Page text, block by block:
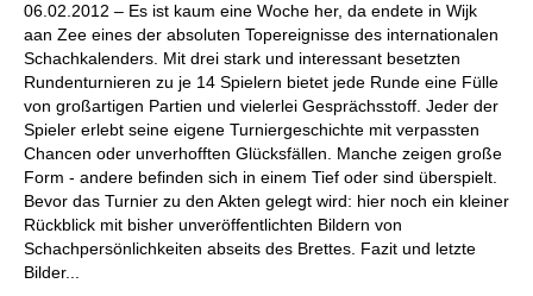
06.02.2012 – Es ist kaum eine Woche her, da endete in Wijk
aan Zee eines der absoluten Topereignisse des internationalen
Schachkalenders. Mit drei stark und interessant besetzten
Rundenturnieren zu je 14 Spielern bietet jede Runde eine Fülle
von großartigen Partien und vielerlei Gesprächsstoff. Jeder der
Spieler erlebt seine eigene Turniergeschichte mit verpassten
Chancen oder unverhofften Glücksfällen. Manche zeigen große
Form - andere befinden sich in einem Tief oder sind überspielt.
Bevor das Turnier zu den Akten gelegt wird: hier noch ein kleiner
Rückblick mit bisher unveröffentlichten Bildern von
Schachpersönlichkeiten abseits des Brettes. Fazit und letzte
Bilder...